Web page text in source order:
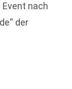
nach
der